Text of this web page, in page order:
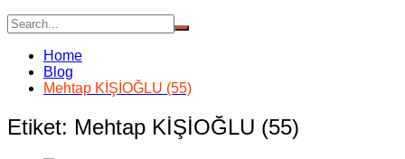
Home
Blog
Mehtap KİŞİOĞLU (55)
Etiket: Mehtap KİŞİOĞLU (55)